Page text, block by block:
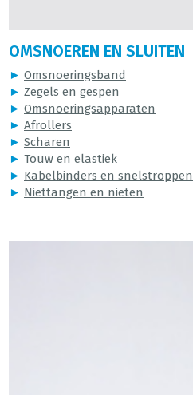
OMSNOEREN EN SLUITEN
► Omsnoeringsband
► Zegels en gespen
► Omsnoeringsapparaten
► Afrollers
► Scharen
► Touw en elastiek
► Kabelbinders en snelstroppen
► Niettangen en nieten